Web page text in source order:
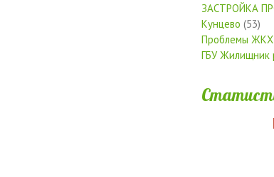
ЗАСТРОЙКА
Кунцево (53)
Проблемы ЖКХ
ГБУ Жилищник